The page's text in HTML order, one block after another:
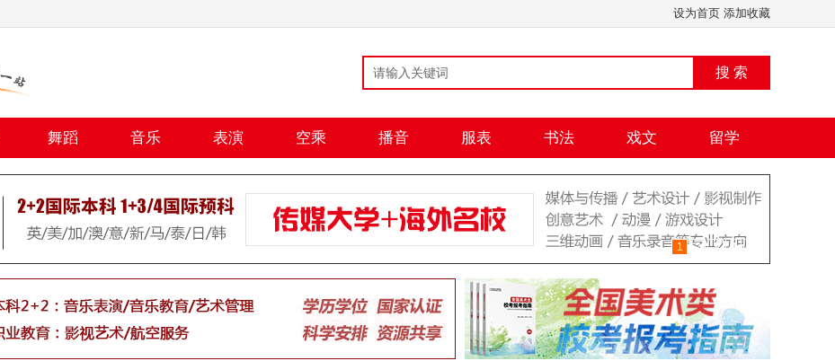
设为首页 添加收藏
搜 索
舞蹈 音乐 表演 空乘 播音 服表 书法 戏文 留学
1 2 3 4